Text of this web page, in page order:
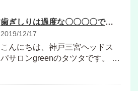
歯ぎしりは過度な〇〇〇〇でなりやすいらしい、、、
2019/12/17
こんにちは、神戸三宮ヘッドス
パサロンgreenのタツタです。 …